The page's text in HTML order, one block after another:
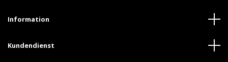
Information
Kundendienst